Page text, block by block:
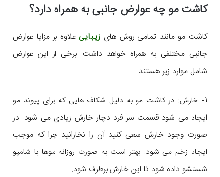
کاشت مو چه عوارض جانبی به همراه دارد؟
کاشت مو مانند تمامی روش های زیباییعلاوه بر مزایا عوارض
جانبی مختلفی به همراه خواهد داشت. برخی از این عوارض
شامل موارد زیر هستند:
1- خارش: در کاشت مو به دلیل شکاف هایی که برای پیوند مو
ایجاد می شود قسمت سر فرد دچار خارش زیادی می شود. در
صورت وجود خارش سعی کنید آن را نخارانید چرا که موجب
ایجاد زخم می شود. بهتر است به صورت روزانه موها با شامپو
شستشو داده شود تا این خارش برطرف شود.